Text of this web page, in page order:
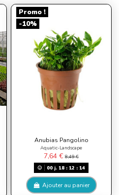
Promo !
-10%
Anubias Pangolino
Aquatic-Landscape
7,64 €8,49 €
00j. 18: 12 : 13
Ajouter au panier